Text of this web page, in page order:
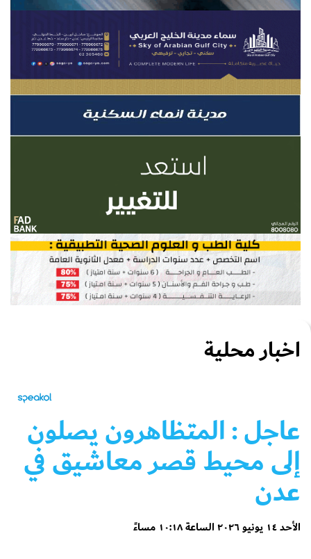
اخبار محلية
عاجل: المتظاهرون يصلون
إلى محيط قصر معاشيق في
عدن
الأحد ١٤ يونيو ٢٠٢٦ الساعة ١٠:١٨ مساءً